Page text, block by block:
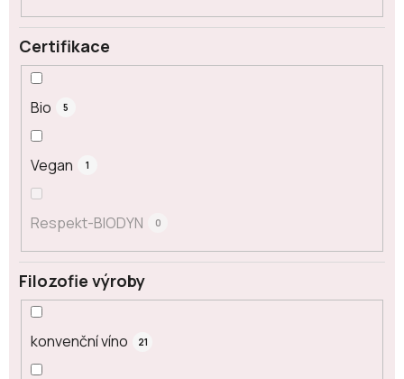
Certifikace
Bio 5
Vegan 1
Respekt-BIODYN 0
Filozofie výroby
konvenční víno 21